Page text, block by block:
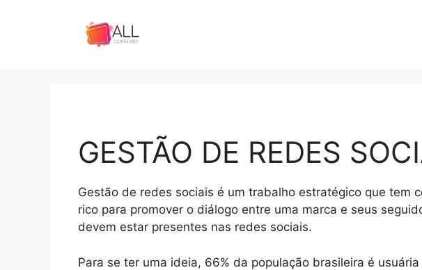
GESTÃO DE REDES
Gestão de redes sociais é um trabalho estratégico que tem
rico para promover o diálogo entre uma marca e seus
devem estar presentes nas redes sociais.
Para se ter uma ideia, 66% da população brasileira é